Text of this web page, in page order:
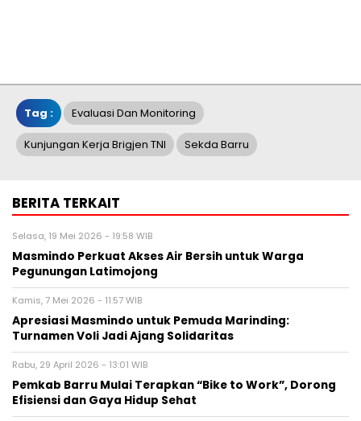
Tag : Evaluasi Dan Monitoring
Kunjungan Kerja Brigjen TNI Sekda Barru
BERITA TERKAIT
Selasa, 19 Mei 2026 - 19:58 WIB
Masmindo Perkuat Akses Air Bersih untuk Warga
Pegunungan Latimojong
Kamis, 7 Mei 2026 - 11:57 WIB
Apresiasi Masmindo untuk Pemuda Marinding:
Turnamen Voli Jadi Ajang Solidaritas
Rabu, 29 April 2026 - 13:01 WIB
Pemkab Barru Mulai Terapkan “Bike to Work”, Dorong
Efisiensi dan Gaya Hidup Sehat